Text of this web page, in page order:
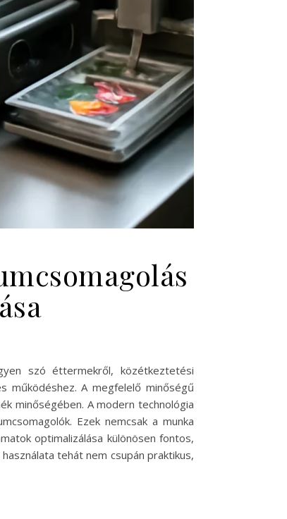
szó éttermekről, közétkeztetési
működéshez. A megfelelő minőségű
minőségében. A modern technológia
Ezek nemcsak a munka
optimalizálása különösen fontos,
tehát nem csupán praktikus,